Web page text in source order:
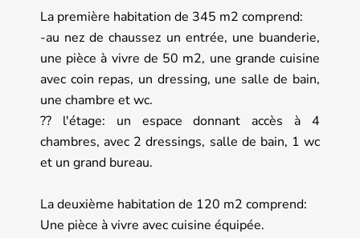
La première habitation de 345 m2 comprend:
-au nez de chaussez un entrée, une buanderie,
une pièce à vivre de 50 m2, une grande cuisine
avec coin repas, un dressing, une salle de bain,
une chambre et wc.
?? l'étage: un espace donnant accès à 4
chambres, avec 2 dressings, salle de bain, 1 wc
et un grand bureau.
La deuxième habitation de 120 m2 comprend:
Une pièce à vivre avec cuisine équipée.